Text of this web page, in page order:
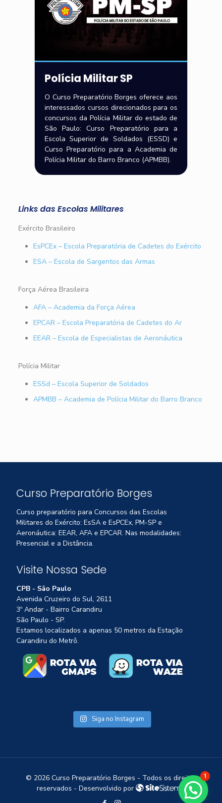
Polícia Militar SP
O Curso Preparatório Borges oferece aos
interessados cursos direcionados para os
concursos da Polícia Militar do estado de
São Paulo: Curso Preparatório para a
Escola Superior de Soldados (ESSD) e
Curso Preparatório para a Academia de
Polícia Militar do Barro Branco (APMBB).
Links das Escolas Militares
Exército Brasileiro
EsPCEx – Escola Preparatória de Cadetes do Exército
ESA – Escola de Sargentos das Armas
Força Aérea Brasileira
AFA – Academia da Força Aérea
EPCAR – Escola Preparatória de Cadetes do Ar
EEAR – Escola de Especialistas de Aeronáutica
Polícia Militar
ESSd – Escola Superior de Soldados
APMBB – Academia de Polícia Militar do Barro Branco
Curso Preparatório Borges
Curso preparatório para Concursos das Escolas
Militares do Exército: EsSA e EsPCEx, PM-SP e
Aeronáutica: EEAR, AFA e EPCAR. Nas modalidades:
Presencial e a Distância.
Visite Nossa Sede
CPB - São Paulo
Avenida Cruzeiro do Sul, 2611
3º Andar - Bairro Carandiru
São Paulo - SP.
Estamos localizados a apenas 50 metros da Estação
Carandiru do Metrô.
Siga no Instagram
© 2026 Curso Preparatório Borges - Todos os direitos
reservados - Desenvolvido por
1